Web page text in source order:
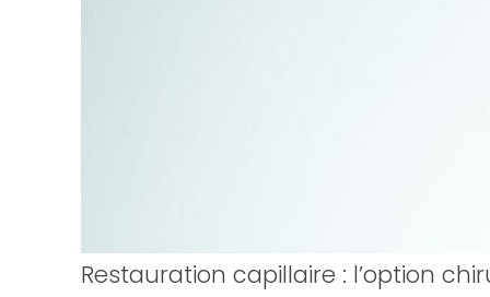
Restauration capillaire : l’option